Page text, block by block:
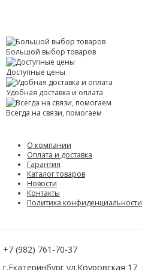
Большой выбор товаров
Доступные цены
Удобная доставка и оплата
Всегда на связи, помогаем
О компании
Оплата и доставка
Гарантия
Каталог товаров
Новости
Контакты
Политика конфиденциальности
+7 (982) 761-70-37
г.Екатеринбург ул.Коуровская 17